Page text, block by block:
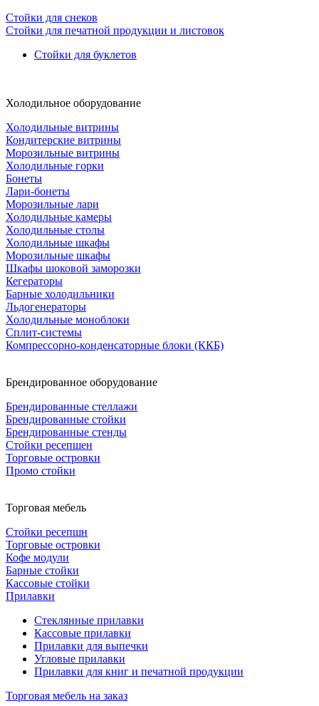
Стойки для снеков
Стойки для печатной продукции и листовок
Стойки для буклетов
Холодильное оборудование
Холодильные витрины
Кондитерские витрины
Морозильные витрины
Холодильные горки
Бонеты
Лари-бонеты
Морозильные лари
Холодильные камеры
Холодильные столы
Холодильные шкафы
Морозильные шкафы
Шкафы шоковой заморозки
Кегераторы
Барные холодильники
Льдогенераторы
Холодильные моноблоки
Сплит-системы
Компрессорно-конденсаторные блоки (ККБ)
Брендированное оборудование
Брендированные стеллажи
Брендированные стойки
Брендированные стенды
Стойки ресепшен
Торговые островки
Промо стойки
Торговая мебель
Стойки ресепшн
Торговые островки
Кофе модули
Барные стойки
Кассовые стойки
Прилавки
Стеклянные прилавки
Кассовые прилавки
Прилавки для выпечки
Угловые прилавки
Прилавки для книг и печатной продукции
Торговая мебель на заказ